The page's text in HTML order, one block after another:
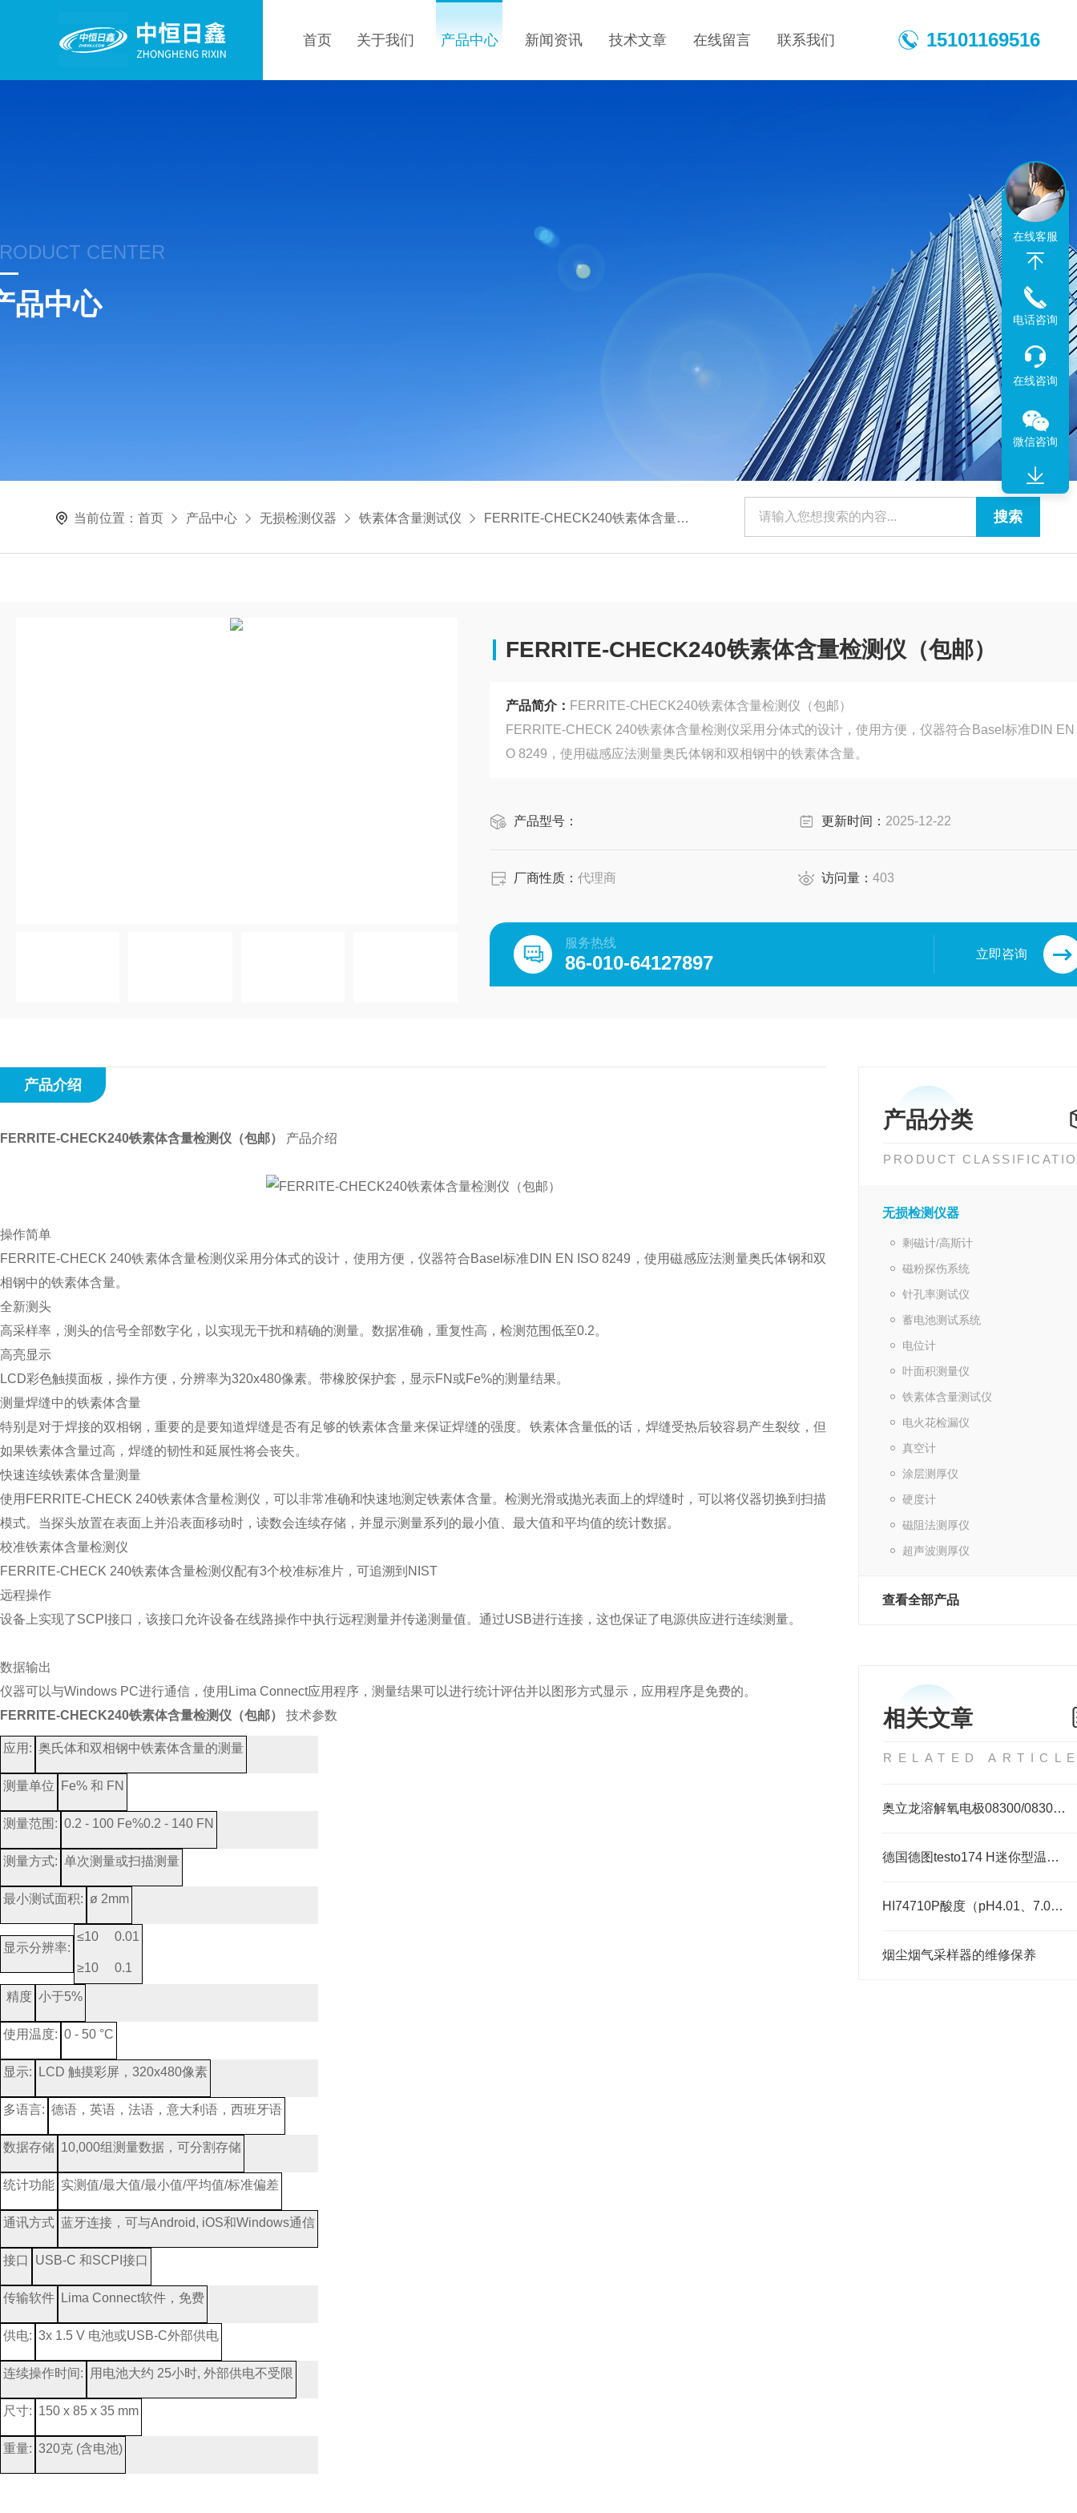
首页 关于我们 产品中心 新闻资讯 技术文章 在线留言 联系我们 15101169516
CENTER
品中心
当前位置：首页 产品中心 无损检测仪器 铁素体含量测试仪 FERRITE-CHECK240铁素体含量检测仪（包邮）
FERRITE-CHECK240铁素体含量检测仪（包邮）
产品简介： FERRITE-CHECK240铁素体含量检测仪（包邮）
FERRITE-CHECK 240铁素体含量检测仪采用分体式的设计，使用方便，仪器符合Basel标准DIN EN
O 8249，使用磁感应法测量奥氏体钢和双相钢中的铁素体含量。
产品型号： 更新时间： 2025-12-22
厂商性质： 代理商 访问量：403
服务热线
86-010-64127897 立即咨询
产品分类
PRODUCT
无损检测仪器
剩磁计/高斯计
磁粉探伤系统
针孔率测试仪
蓄电池测试系统
电位计
叶面积测量仪
铁素体含量测试仪
电火花检漏仪
真空计
涂层测厚仪
硬度计
磁阻法测厚仪
超声波测厚仪
查看全部产品
相关文章
RELATED
奥立龙溶解氧电极08300/083005D/083010MD
德国德图testo174 H迷你型温湿度数据记录仪
HI74710P酸度（pH4.01、7.01、10.01）标准缓冲液
烟尘烟气采样器的维修保养
产品介绍
FERRITE-CHECK240铁素体含量检测仪（包邮） 产品介绍
操作简单
FERRITE-CHECK 240铁素体含量检测仪采用分体式的设计，使用方便，仪器符合Basel标准DIN EN ISO 8249，使用磁感应法测量奥氏体钢和双
相钢中的铁素体含量。
全新测头
高采样率，测头的信号全部数字化，以实现无干扰和精确的测量。数据准确，重复性高，检测范围低至0.2。
高亮显示
LCD彩色触摸面板，操作方便，分辨率为320x480像素。带橡胶保护套，显示FN或Fe%的测量结果。
测量焊缝中的铁素体含量
特别是对于焊接的双相钢，重要的是要知道焊缝是否有足够的铁素体含量来保证焊缝的强度。铁素体含量低的话，焊缝受热后较容易产生裂纹，但
如果铁素体含量过高，焊缝的韧性和延展性将会丧失。
快速连续铁素体含量测量
使用FERRITE-CHECK 240铁素体含量检测仪，可以非常准确和快速地测定铁素体含量。检测光滑或抛光表面上的焊缝时，可以将仪器切换到扫描
模式。当探头放置在表面上并沿表面移动时，读数会连续存储，并显示测量系列的最小值、最大值和平均值的统计数据。
校准铁素体含量检测仪
FERRITE-CHECK 240铁素体含量检测仪配有3个校准标准片，可追溯到NIST
远程操作
设备上实现了SCPI接口，该接口允许设备在线路操作中执行远程测量并传递测量值。通过USB进行连接，这也保证了电源供应进行连续测量。
数据输出
仪器可以与Windows PC进行通信，使用Lima Connect应用程序，测量结果可以进行统计评估并以图形方式显示，应用程序是免费的。
FERRITE-CHECK240铁素体含量检测仪（包邮） 技术参数
应用 : 奥氏体和双相钢中铁素体含量的测量
测量单位 Fe% 和 FN
测量范围 : 0.2 - 100 Fe%0.2 - 140 FN
测量方式: 单次测量或扫描测量
最小测试面积: ø 2mm
显示分辨率:
≤10 0.01
≥10 0.1
精度 小于5%
使用温度: 0 - 50 °C
显示: LCD 触摸彩屏， 320x480像素
多语言: 德语，英语，法语，意大利语，西班牙语
数据存储 10,000组测量数据，可分割存储
统计功能 实测值/最大值/最小值/平均值/标准偏差
通讯方式 蓝牙连接，可与Android, iOS和Windows通信
接口 USB-C 和SCPI 接口
传输软件 Lima Connect软件，免费
供电: 3x 1.5 V 电池或USB-C外部供电
连续操作时间 : 用电池大约 25小时, 外部供电不受限
尺寸: 150 x 85 x 35 mm
重量: 320克 (含电池)
在线客服
电话咨询
在线咨询
微信咨询